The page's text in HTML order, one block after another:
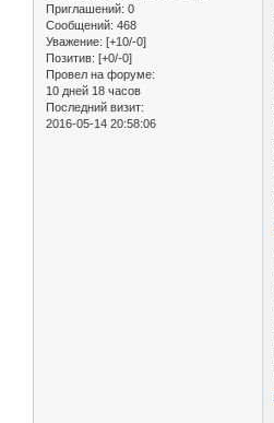
Приглашений: 0
Сообщений: 468
Уважение: [+10/-0]
Позитив: [+0/-0]
Провел на форуме:
10 дней 18 часов
Последний визит:
2016-05-14 20:58:06